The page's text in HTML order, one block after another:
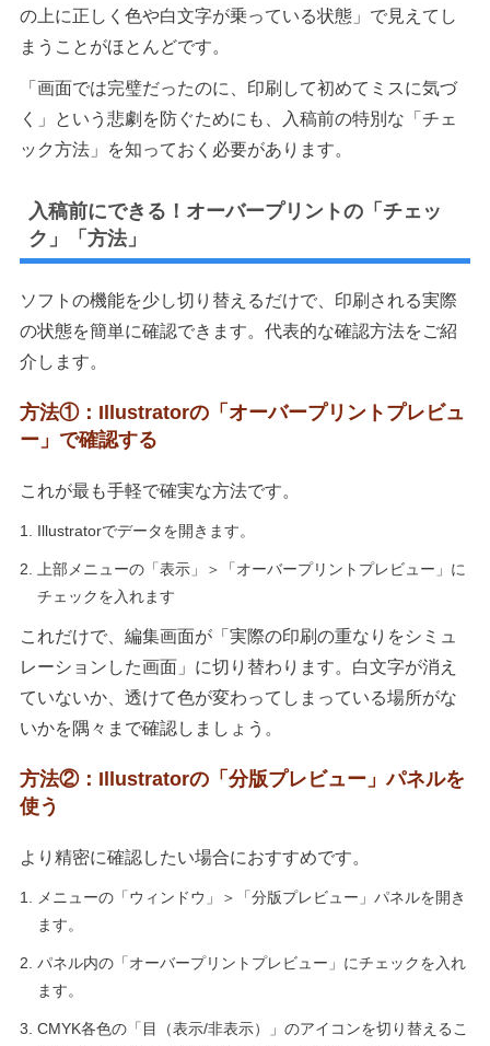
の上に正しく色や白文字が乗っている状態」で見えてし
まうことがほとんどです。
「画面では完璧だったのに、印刷して初めてミスに気づ
く」という悲劇を防ぐためにも、入稿前の特別な「チェ
ック方法」を知っておく必要があります。
入稿前にできる！オーバープリントの「チェッ
ク」「方法」
ソフトの機能を少し切り替えるだけで、印刷される実際
の状態を簡単に確認できます。代表的な確認方法をご紹
介します。
方法①：Illustratorの「オーバープリントプレビュ
ー」で確認する
これが最も手軽で確実な方法です。
Illustratorでデータを開きます。
上部メニューの「表示」＞「オーバープリントプレビュー」に
チェックを入れます
これだけで、編集画面が「実際の印刷の重なりをシミュ
レーションした画面」に切り替わります。白文字が消え
ていないか、透けて色が変わってしまっている場所がな
いかを隅々まで確認しましょう。
方法②：Illustratorの「分版プレビュー」パネルを
使う
より精密に確認したい場合におすすめです。
メニューの「ウィンドウ」＞「分版プレビュー」パネルを開き
ます。
パネル内の「オーバープリントプレビュー」にチェックを入れ
ます。
CMYK各色の「目（表示/非表示）」のアイコンを切り替えるこ